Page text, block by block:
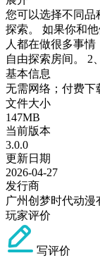
您可以选择不同品
探索。 如果你和
人都在做很多事情
自由探索房间。 2
基本信息
无需网络；付费下
文件大小
147MB
当前版本
3.0.0
更新日期
2026-04-27
发行商
广州创梦时代动漫
玩家评价
写评价